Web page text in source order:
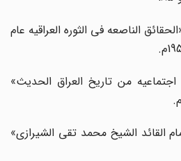
الناصعه فی الثوره العراقیه عام
من تاریخ العراق الحدیث»
القائد الشیخ محمد تقی الشیرازی»